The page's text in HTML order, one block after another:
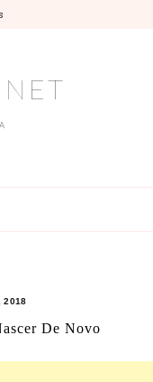
2018
De Novo